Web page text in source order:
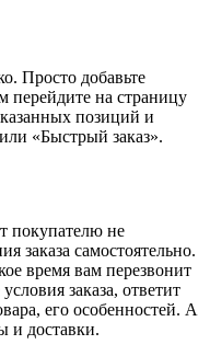
Просто добавьте
перейдите на страницу
позиций и
«Быстрый заказ».
покупателю не
заказа самостоятельно.
время вам перезвонит
заказа, ответит
его особенностей. А
и доставки.